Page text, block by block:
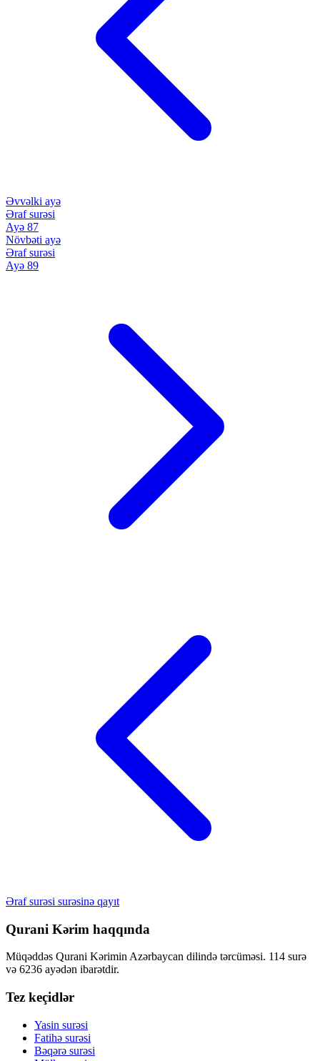
Əvvəlki ayə
Əraf surəsi
Ayə 87
Növbəti ayə
Əraf surəsi
Ayə 89
Əraf surəsi surəsinə qayıt
Qurani Kərim haqqında
Müqəddəs Qurani Kərimin Azərbaycan dilində tərcüməsi. 114 surə
və 6236 ayədən ibarətdir.
Tez keçidlər
Yasin surəsi
Fatihə surəsi
Bəqərə surəsi